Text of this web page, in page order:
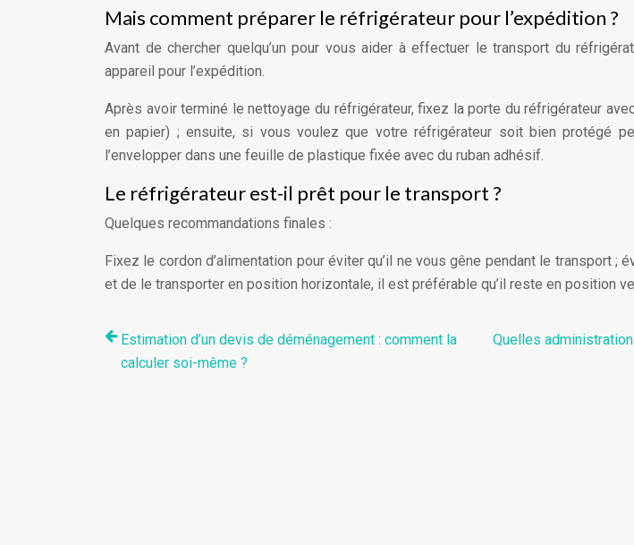
Mais comment préparer le réfrigérateur pour l’expédition ?
Avant de chercher quelqu’un pour vous aider à effectuer le transport du
appareil pour l’expédition.
Après avoir terminé le nettoyage du réfrigérateur, fixez la porte du réfrigérateur
en papier) ; ensuite, si vous voulez que votre réfrigérateur soit bien protégé
l’envelopper dans une feuille de plastique fixée avec du ruban adhésif.
Le réfrigérateur est-il prêt pour le transport ?
Quelques recommandations finales :
Fixez le cordon d’alimentation pour éviter qu’il ne vous gêne pendant le transport ;
et de le transporter en position horizontale, il est préférable qu’il reste en position
Estimation d’un devis de déménagement : comment la
calculer soi-même ?
Quelles